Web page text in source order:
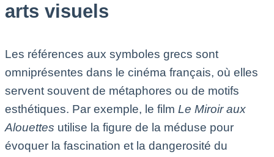
arts visuels
Les références aux symboles grecs sont
omniprésentes dans le cinéma français, où elles
servent souvent de métaphores ou de motifs
esthétiques. Par exemple, le film Le Miroir aux
Alouettes utilise la figure de la méduse pour
évoquer la fascination et la dangerosité du